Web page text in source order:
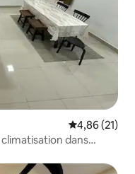
Évaluation
4,86 (21)
dans